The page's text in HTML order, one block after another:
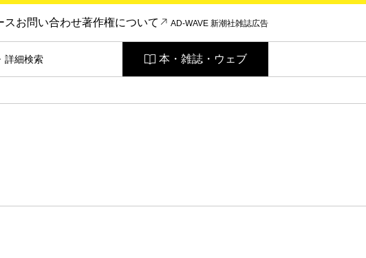
スお問い合わせ著作権について AD-WAVE 新潮社雑誌広告
詳細検索 本・雑誌・ウェブ